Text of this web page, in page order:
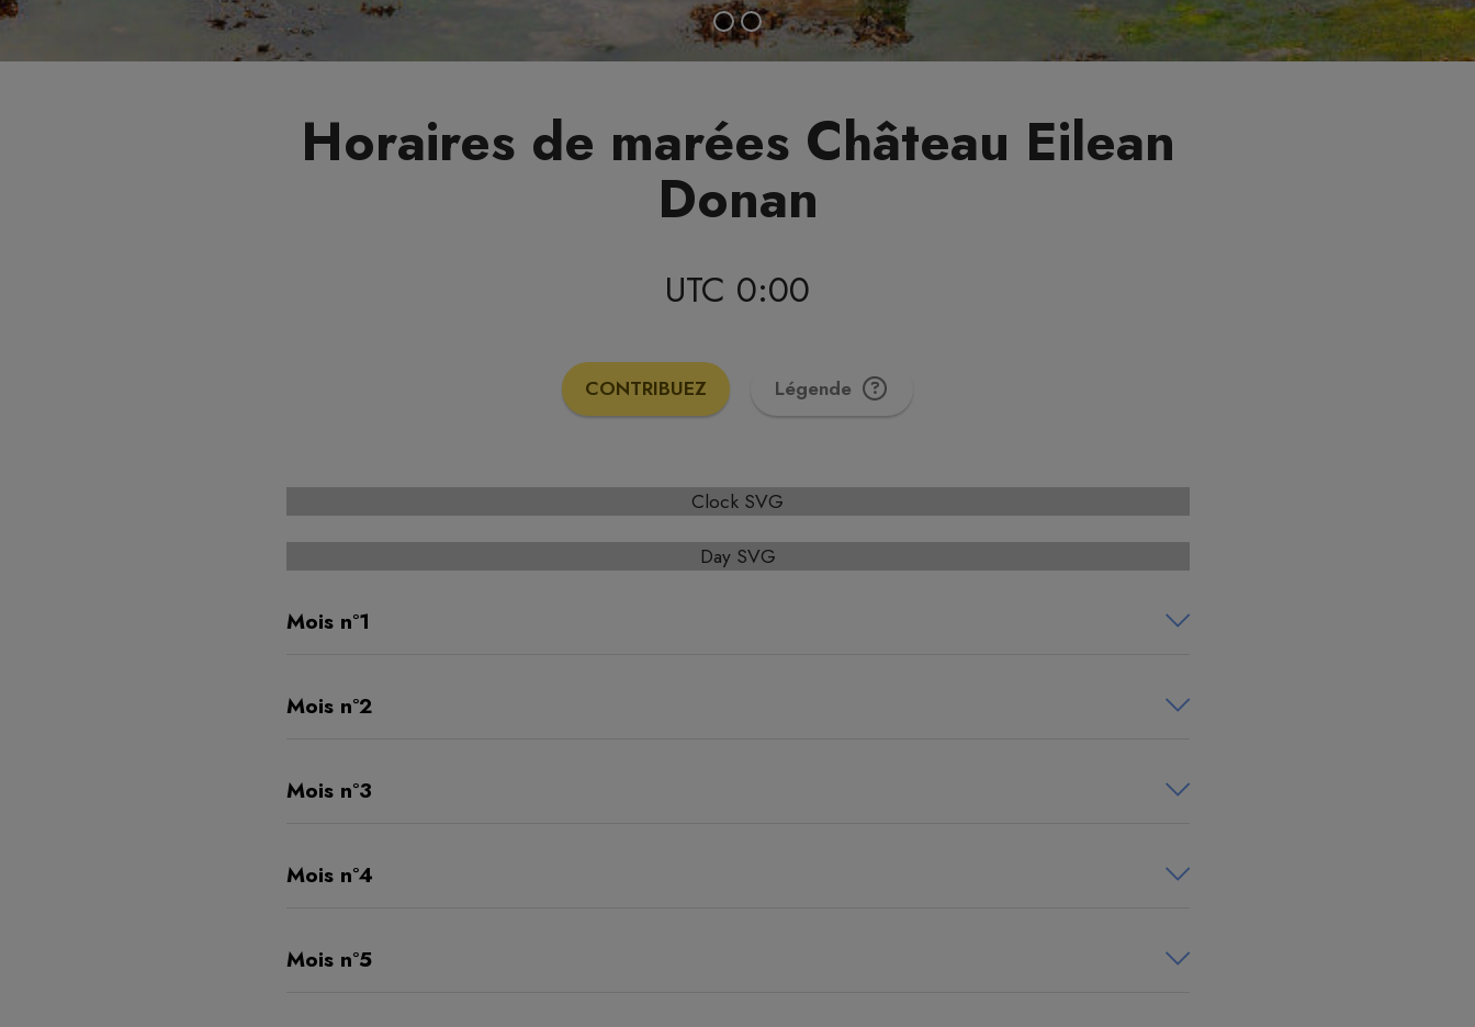
Horaires de marées Château Eilean
Donan
UTC 0:00
CONTRIBUEZ Légende
Clock SVG
Day SVG
Mois n°1
Mois n°2
Mois n°3
Mois n°4
Mois n°5